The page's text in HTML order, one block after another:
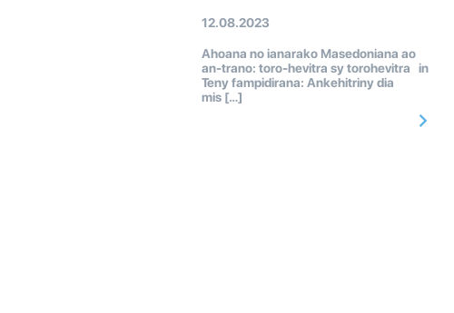
12.08.2023
Ahoana no ianarako Masedoniana ao
an-trano: toro-hevitra sy torohevitra in
Teny fampidirana: Ankehitriny dia
mis […]